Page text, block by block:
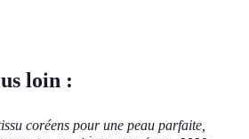
loin :
coréens pour une peau parfaite,